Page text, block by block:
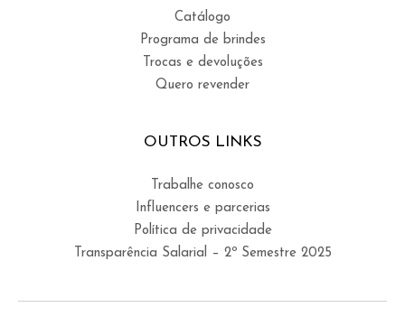
Catálogo
Programa de brindes
Trocas e devoluções
Quero revender
OUTROS LINKS
Trabalhe conosco
Influencers e parcerias
Política de privacidade
Transparência Salarial – 2º Semestre 2025